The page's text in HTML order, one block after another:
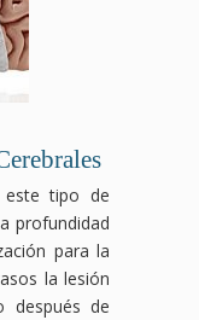
este tipo de
profundidad
para la
la lesión
después de